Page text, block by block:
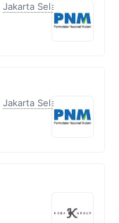
Jakarta Selatan
Jakarta Selatan